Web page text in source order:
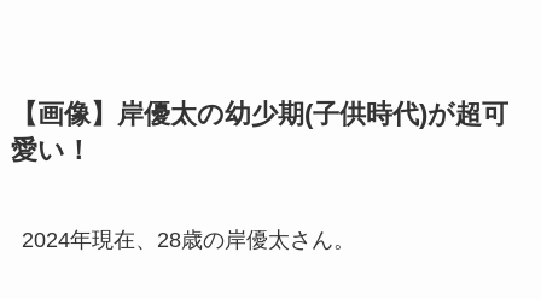
【画像】岸優太の幼少期(子供時代)が超可
愛い！
2024年現在、28歳の岸優太さん。